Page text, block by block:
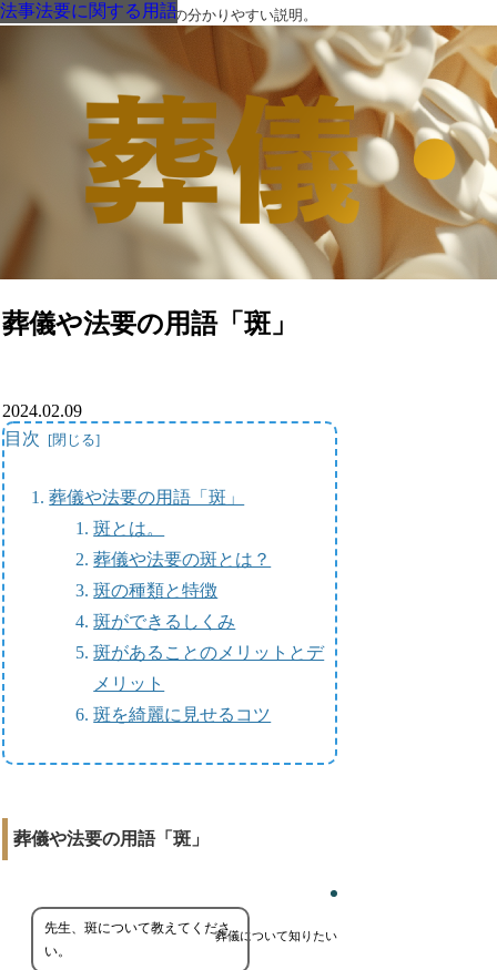
葬儀・葬式・法要についての分かりやすい説明。
葬儀や法要の用語「斑」
法事法要に関する用語
2024.02.09
目次
葬儀や法要の用語「斑」
斑とは。
葬儀や法要の斑とは？
斑の種類と特徴
斑ができるしくみ
斑があることのメリットとデ
メリット
斑を綺麗に見せるコツ
葬儀や法要の用語「斑」
葬儀について知りたい
先生、斑について教えてくださ
い。
法事法要に関する用語
法事法要に関する用語
法事法要に関する用語
法事法要に関する用語
法事法要に関する用語
法事法要に関する用語